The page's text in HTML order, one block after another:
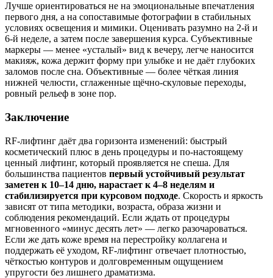
Лучше ориентироваться не на эмоциональные впечатления
первого дня, а на сопоставимые фотографии в стабильных
условиях освещения и мимики. Оценивать разумно на 2‑й и
6‑й неделе, а затем после завершения курса. Субъективные
маркеры — менее «усталый» вид к вечеру, легче наносится
макияж, кожа держит форму при улыбке и не даёт глубоких
заломов после сна. Объективные — более чёткая линия
нижней челюсти, сглаженные щёчно‑скуловые переходы,
ровный рельеф в зоне пор.
Заключение
RF‑лифтинг даёт два горизонта изменений: быстрый
косметический плюс в день процедуры и по‑настоящему
ценный лифтинг, который проявляется не спеша. Для
большинства пациентов первый устойчивый результат
заметен к 10–14 дню, нарастает к 4–8 неделям и
стабилизируется при курсовом подходе. Скорость и яркость
зависят от типа методики, возраста, образа жизни и
соблюдения рекомендаций. Если ждать от процедуры
мгновенного «минус десять лет» — легко разочароваться.
Если же дать коже время на перестройку коллагена и
поддержать её уходом, RF‑лифтинг отвечает плотностью,
чёткостью контуров и долговременным ощущением
упругости без лишнего драматизма.